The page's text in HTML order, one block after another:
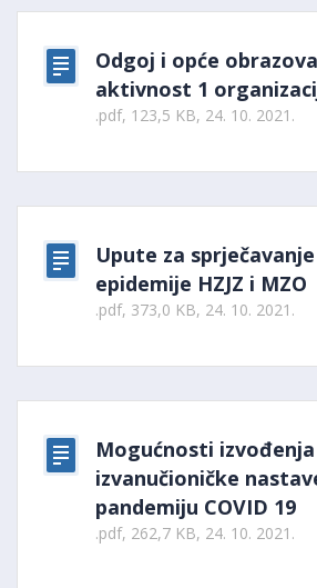
Odgoj i opće
aktivnost 1
.pdf, 123,5 KB, 24. 10. 2021.
Upute za
epidemije HZJZ i MZO
.pdf, 373,0 KB, 24. 10. 2021.
Mogućnosti izvođenja
izvanučioničke
pandemiju COVID 19
.pdf, 262,7 KB, 24. 10. 2021.